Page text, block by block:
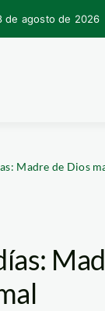
de agosto de 2026
Madre de Dios